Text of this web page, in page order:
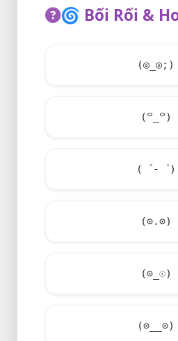
🌀 Bối Rối &
(◎_◎;)
(꒪_꒪)
(゜-゜)
(⊙.⊙)
(⊙_☉)
(⊙__⊙)